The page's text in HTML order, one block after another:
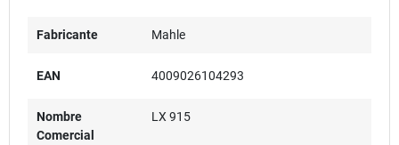
Fabricante Mahle
EAN 4009026104293
Nombre
Comercial
LX 915